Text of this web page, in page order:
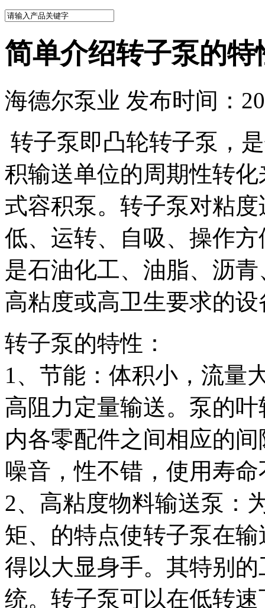
简单介绍转子泵的
海德尔泵业 发布时间：
转子泵即凸轮转子泵，
积输送单位的周期性转
式容积泵。转子泵对粘
低、运转、自吸、操作
是石油化工、油脂、沥
高粘度或高卫生要求的设
转子泵的特性：
1、节能：体积小，流量
高阻力定量输送。泵的
内各零配件之间相应的
噪音，性不错，使用寿
2、高粘度物料输送泵：
矩、的特点使转子泵在
得以大显身手。其特别
统。转子泵可以在低转